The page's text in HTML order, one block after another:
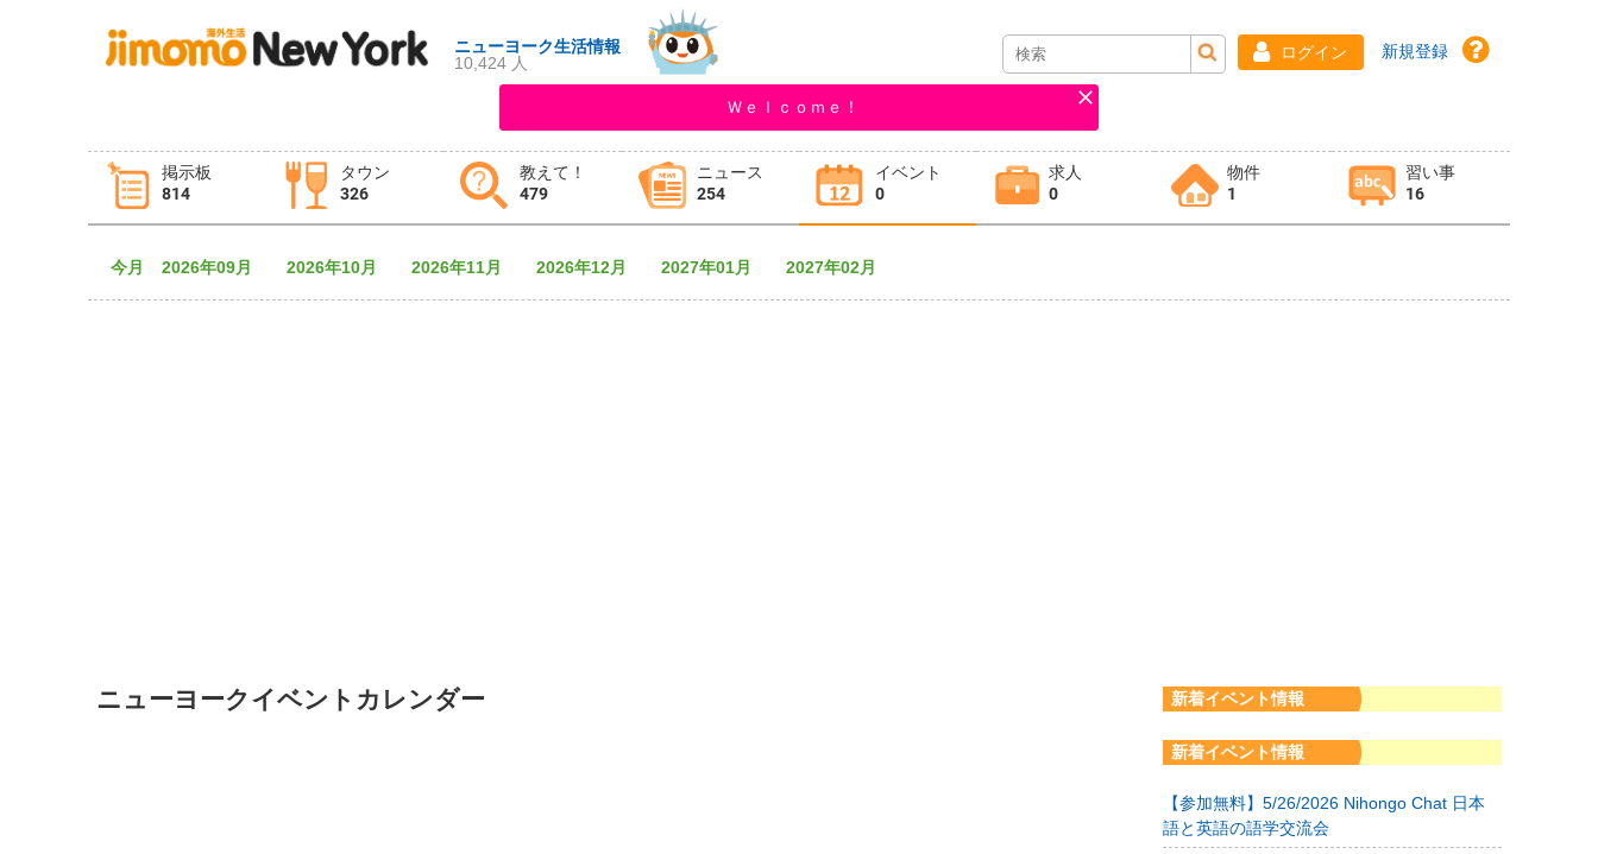
ニューヨーク生活情報
10,424 人
ログイン 新規登録
Ｗｅｌｃｏｍｅ！
掲示板
814
タウン
326
教えて！
479
ニュース
254
イベント
0
求人
0
物件
1
習い事
16
タウン情報
今月 2026年09月 2026年10月 2026年11月 2026年12月 2027年01月 2027年02月
ニューヨークイベントカレンダー 新着イベント情報
新着イベント情報
【参加無料】5/26/2026 Nihongo Chat 日本
語と英語の語学交流会